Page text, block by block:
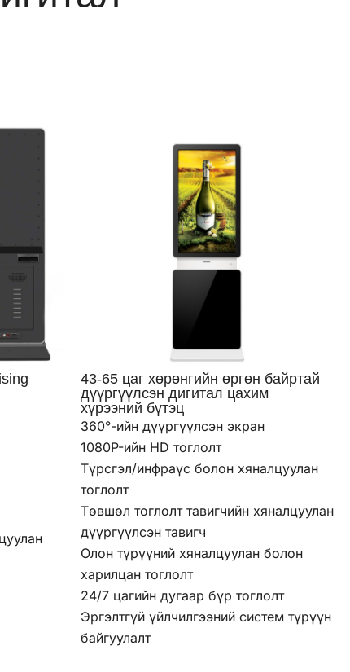
43-65 цаг хөрөнгийн өргөн байртай
дүүргүүлсэн дигитал цахим
хүрээний бүтэц
360°-ийн дүүргүүлсэн экран
1080P-ийн HD тоглолт
Түрсгэл/инфраүс болон хяналцуулан
тоглолт
Төвшөл тоглолт тавигчийн хяналцуулан
дүүргүүлсэн тавигч
Олон түрүүний хяналцуулан болон
харилцан тоглолт
24/7 цагийн дугаар бүр тоглолт
Эргэлтгүй үйлчилгээний систем түрүүн
байгуулалт